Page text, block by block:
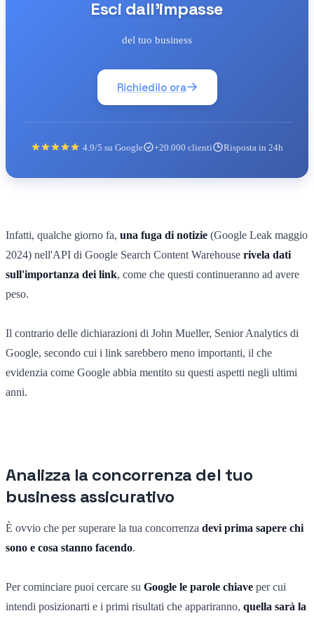
Esci dall'impasse
del tuo business
Richiedilo ora
4.9/5 su Google +20.000 clienti Risposta in 24h
Infatti, qualche giorno fa, una fuga di notizie (Google Leak maggio
2024) nell'API di Google Search Content Warehouse rivela dati
sull'importanza dei link, come che questi continueranno ad avere
peso.
Il contrario delle dichiarazioni di John Mueller, Senior Analytics di
Google, secondo cui i link sarebbero meno importanti, il che
evidenzia come Google abbia mentito su questi aspetti negli ultimi
anni.
Analizza la concorrenza del tuo
business assicurativo
È ovvio che per superare la tua concorrenza devi prima sapere chi
sono e cosa stanno facendo.
Per cominciare puoi cercare su Google le parole chiave per cui
intendi posizionarti e i primi risultati che appariranno, quella sarà la